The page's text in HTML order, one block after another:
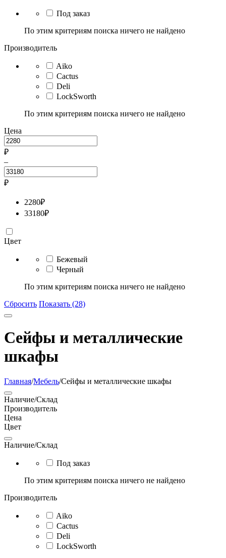
Под заказ
По этим критериям поиска ничего не найдено
Производитель
Aiko
Cactus
Deli
LockSworth
По этим критериям поиска ничего не найдено
Цена
₽
–
₽
2280₽
33180₽
Цвет
Бежевый
Черный
По этим критериям поиска ничего не найдено
Сбросить Показать (28)
Сейфы и металлические
шкафы
Главная/Мебель/Сейфы и металлические шкафы
Наличие/Склад
Производитель
Цена
Цвет
Наличие/Склад
Под заказ
По этим критериям поиска ничего не найдено
Производитель
Aiko
Cactus
Deli
LockSworth